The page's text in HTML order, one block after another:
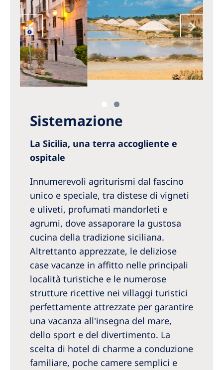
Sistemazione
La Sicilia, una terra accogliente e
ospitale
Innumerevoli agriturismi dal fascino
unico e speciale, tra distese di vigneti
e uliveti, profumati mandorleti e
agrumi, dove assaporare la gustosa
cucina della tradizione siciliana.
Altrettanto apprezzate, le deliziose
case vacanze in affitto nelle principali
località turistiche e le numerose
strutture ricettive nei villaggi turistici
perfettamente attrezzate per garantire
una vacanza all'insegna del mare,
dello sport e del divertimento. La
scelta di hotel di charme a conduzione
familiare, poche camere semplici e